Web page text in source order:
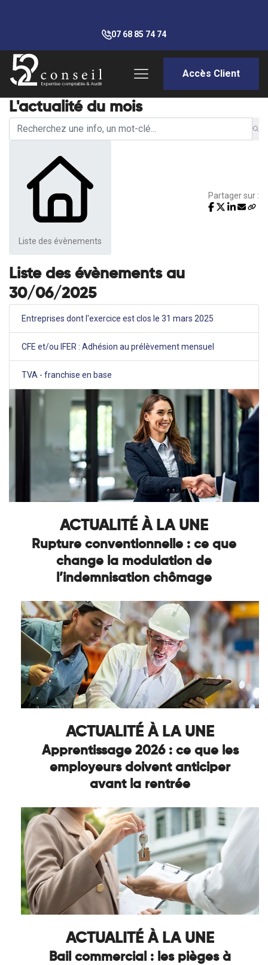
07 68 85 74 74
Accès Client
L'actualité du mois
Liste des évènements
Partager sur :
Liste des évènements au
30/06/2025
Entreprises dont l'exercice est clos le 31 mars 2025
CFE et/ou IFER : Adhésion au prélèvement mensuel
TVA - franchise en base
ACTUALITÉ À LA UNE
Rupture conventionnelle : ce que
change la modulation de
l’indemnisation chômage
ACTUALITÉ À LA UNE
Apprentissage 2026 : ce que les
employeurs doivent anticiper
avant la rentrée
ACTUALITÉ À LA UNE
Bail commercial : les pièges à